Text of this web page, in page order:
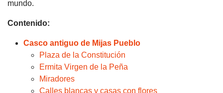
mundo.
Contenido:
Casco antiguo de Mijas Pueblo
Plaza de la Constitución
Ermita Virgen de la Peña
Miradores
Calles blancas y casas con flores